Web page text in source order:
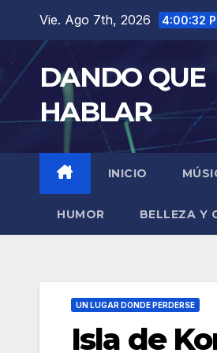
contenido
Vie. Ago 7th, 2026 4:00:33
DANDO QUE
HABLAR
INICIO
HUMOR BELLEZA Y
UN LUGAR DONDE PERDERSE
Isla de